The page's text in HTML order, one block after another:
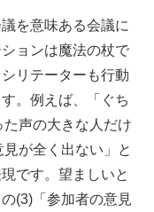
を意味ある会議に
ョンは魔法の杖で
リテーターも行動
。例えば、「ぐち
声の大きな人だけ
が全く出ない」と
です。望ましいと
(3)「参加者の意見